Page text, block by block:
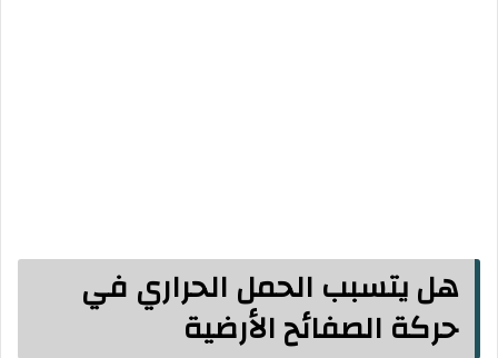
هل يتسبب الحمل الحراري في
حركة الصفائح الأرضية